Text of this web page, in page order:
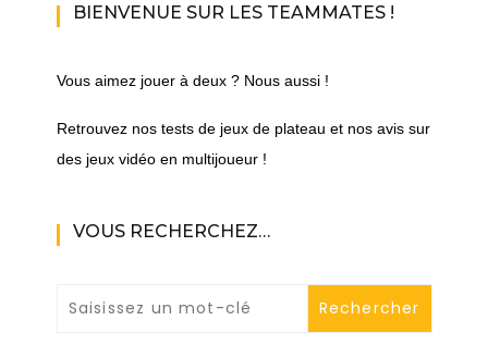
BIENVENUE SUR LES TEAMMATES !
Vous aimez jouer à deux ? Nous aussi !
Retrouvez nos tests de jeux de plateau et nos avis sur
des jeux vidéo en multijoueur !
VOUS RECHERCHEZ…